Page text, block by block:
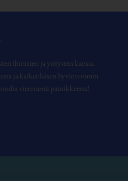
ihmisten ja yritysten kanssa
ja kaikenlaisen hyvinvoinnin
viereisestä painikkeesta!